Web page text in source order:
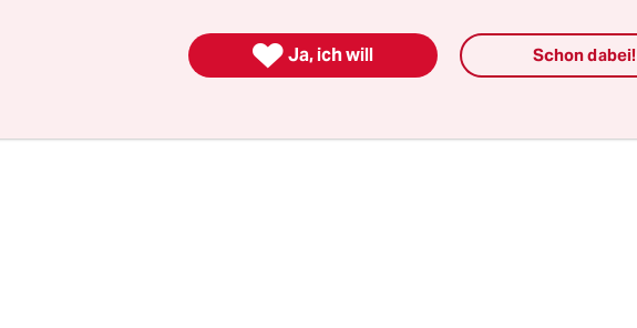
 Ja, ich will Schon dabei!